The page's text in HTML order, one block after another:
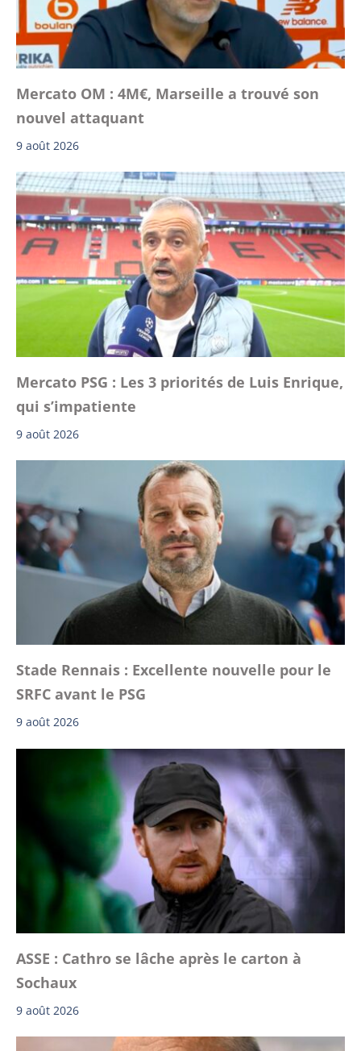
Mercato OM : 4M€, Marseille a trouvé son
nouvel attaquant
9 août 2026
Mercato PSG : Les 3 priorités de Luis Enrique,
qui s’impatiente
9 août 2026
Stade Rennais : Excellente nouvelle pour le
SRFC avant le PSG
9 août 2026
ASSE : Cathro se lâche après le carton à
Sochaux
9 août 2026